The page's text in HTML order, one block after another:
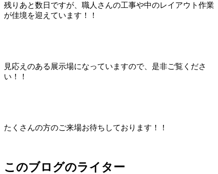
残りあと数日ですが、職人さんの工事や中のレイアウト作業
が佳境を迎えています！！
見応えのある展示場になっていますので、是非ご覧くださ
い！！
たくさんの方のご来場お待ちしております！！
このブログのライター